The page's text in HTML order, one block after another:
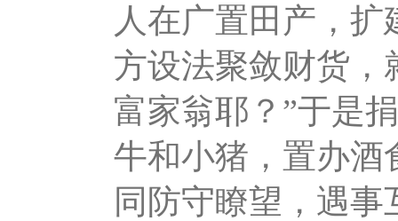
人在广置田产，
方设法聚敛财货，
富家翁耶？”于是
牛和小猪，置办酒
同防守瞭望，遇